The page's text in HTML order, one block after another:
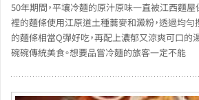
50年期間，平壤冷麵的原汁原味一直被江西麵屋
裡的麵條使用江原道土種蕎麥和澱粉，透過均
的麵條相當Q彈好吃，再配上濃郁又涼爽可口的
碗碗傳統美食。想要品嘗冷麵的旅客一定不能